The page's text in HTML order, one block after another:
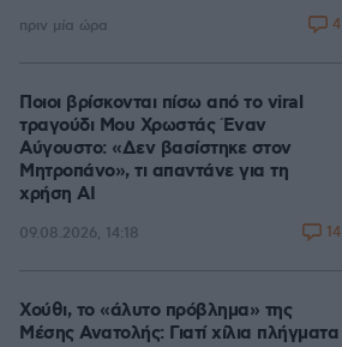
πριν μία ώρα 4
Ποιοι βρίσκονται πίσω από το viral
τραγούδι Μου Χρωστάς Έναν
Αύγουστο: «Δεν βασίστηκε στον
Μητροπάνο», τι απαντάνε για τη
χρήση AI
09.08.2026, 14:18 14
Χούθι, το «άλυτο πρόβλημα» της
Μέσης Ανατολής: Γιατί χίλια πλήγματα